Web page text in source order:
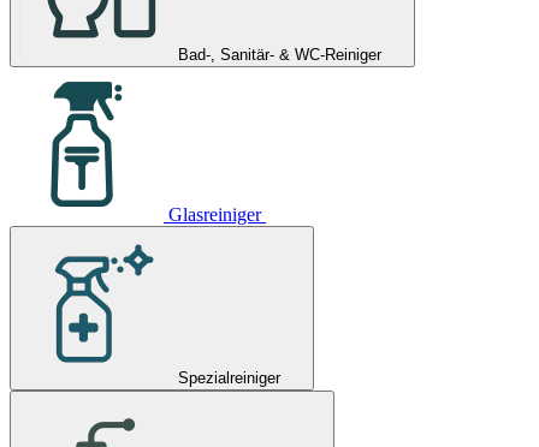
Bad-, Sanitär- & WC-Reiniger
Glasreiniger
Spezialreiniger